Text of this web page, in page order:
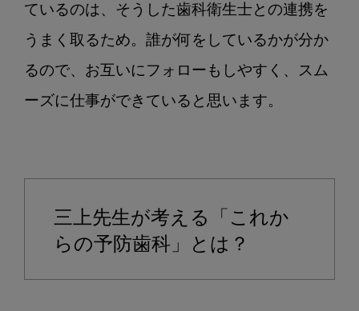
ているのは、そうした歯科衛生士との連携を
うまく取るため。誰が何をしているかが分か
るので、お互いにフォローもしやすく、スム
ーズに仕事ができていると思います。
三上先生が考える「これか
らの予防歯科」とは？